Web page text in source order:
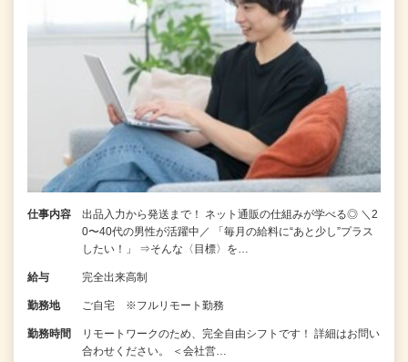
仕事内容
出品入力から発送まで！ ネット通販の仕組みが学べる◎ ＼2
0〜40代の男性が活躍中／ 「毎月の給料に“あと少し”プラス
したい！」 ⇒そんな〈目標〉を…
給与 完全出来高制
勤務地 ご自宅 ※フルリモート勤務
勤務時間
リモートワークのため、完全自由シフトです！ 詳細はお問い
合わせください。 ＜会社営…